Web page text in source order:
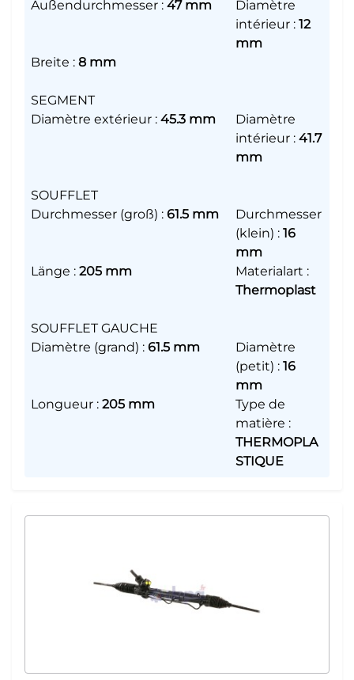
Außendurchmesser : 47 mm
Diamètre
intérieur : 12
mm
Breite : 8 mm
SEGMENT
Diamètre extérieur : 45.3 mm
Diamètre
intérieur : 41.7
mm
SOUFFLET
Durchmesser (groß) : 61.5 mm
Durchmesser
(klein) : 16
mm
Länge : 205 mm Materialart :
Thermoplast
SOUFFLET GAUCHE
Diamètre (grand) : 61.5 mm
Diamètre
(petit) : 16
mm
Longueur : 205 mm
Type de
matière :
THERMOPLA
STIQUE